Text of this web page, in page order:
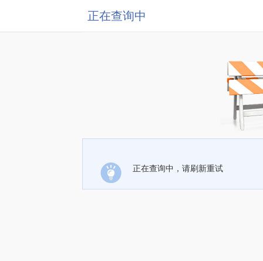
正在查询中
正在查询中，请刷新重试